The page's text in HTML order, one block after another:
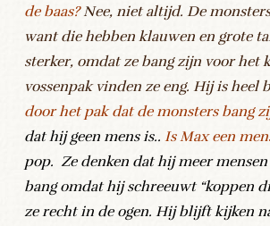
de baas?Nee, niet altijd. De
want die hebben klauwen en grote
sterker, omdat ze bang zijn voor het
vossenpak vinden ze eng. Hij is heel
door het pak dat de monsters bang
dat hij geen mens is.. Is Max een
pop. Ze denken dat hij meer
bang omdat hij schreeuwt “koppen
ze recht in de ogen. Hij blijft kijken